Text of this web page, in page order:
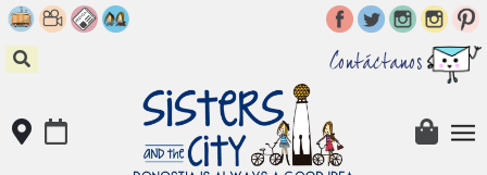
Skip
to
content
Contáctanos